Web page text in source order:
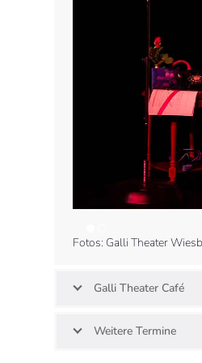
Fotos: Galli Theater
Galli Theater Café
Weitere Termine